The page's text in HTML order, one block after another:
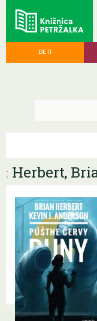
DETI
: Herbert,